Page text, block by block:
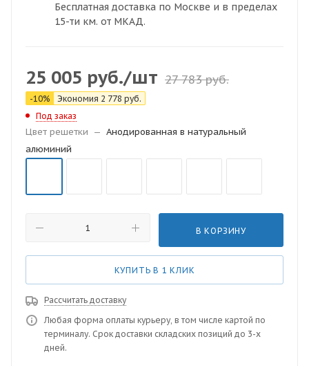
Бесплатная доставка по Москве и в пределах
15-ти км. от МКАД.
25 005 руб./шт 27 783руб.
-10% Экономия 2 778 руб.
Под заказ
Цвет решетки — Анодированная в натуральный
алюминий
В КОРЗИНУ
КУПИТЬ В 1 КЛИК
Рассчитать доставку
Любая форма оплаты курьеру, в том числе картой по
терминалу. Срок доставки складских позиций до 3-х
дней.